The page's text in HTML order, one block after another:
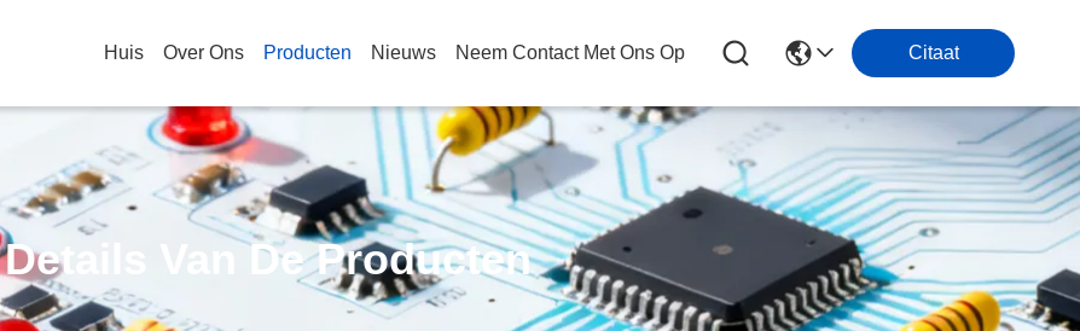
Huis Over Ons Producten Nieuws Neem Contact Met Ons Op Citaat
Details Van De Producten